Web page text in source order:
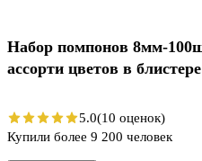
Набор помпонов 8мм-
ассорти цветов в блистере
5.0(10 оценок)
Купили более 9 200 человек